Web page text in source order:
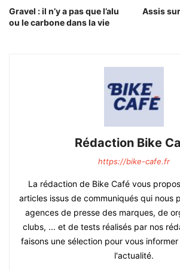
Gravel : il n’y a pas que l’alu
ou le carbone dans la vie
Assis
Rédaction Bike
https://bike-cafe.fr
La rédaction de Bike Café vous
articles issus de communiqués qui nous
agences de presse des marques, de
clubs, ... et de tests réalisés par nos
faisons une sélection pour vous
l'actualité.